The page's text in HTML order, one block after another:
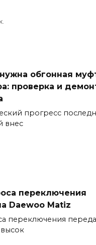
обгонная
проверка и
прогресс
внес
переключения
Daewoo Matiz
переключения